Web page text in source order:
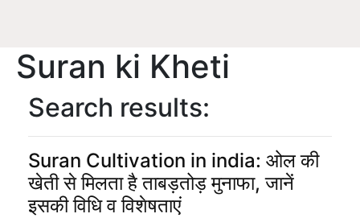
Suran ki Kheti
Search results:
Suran Cultivation in india: ओल की
खेती से मिलता है ताबड़तोड़ मुनाफा, जानें
इसकी विधि व विशेषताएं